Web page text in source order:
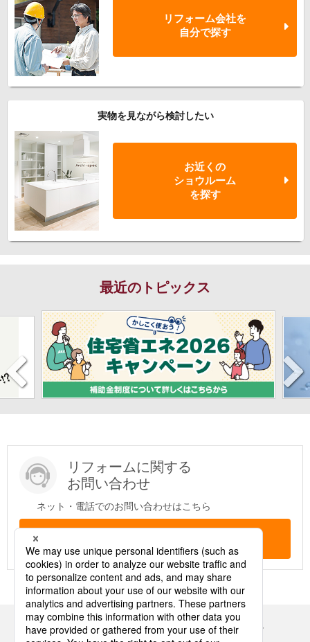
リフォーム会社を
自分で探す
実物を見ながら検討したい
お近くの
ショウルーム
を探す
最近のトピックス
リフォームに関する
お問い合わせ
ネット・電話でのお問い合わせはこちら
Panasonicの住まい・くらし SNSアカウント